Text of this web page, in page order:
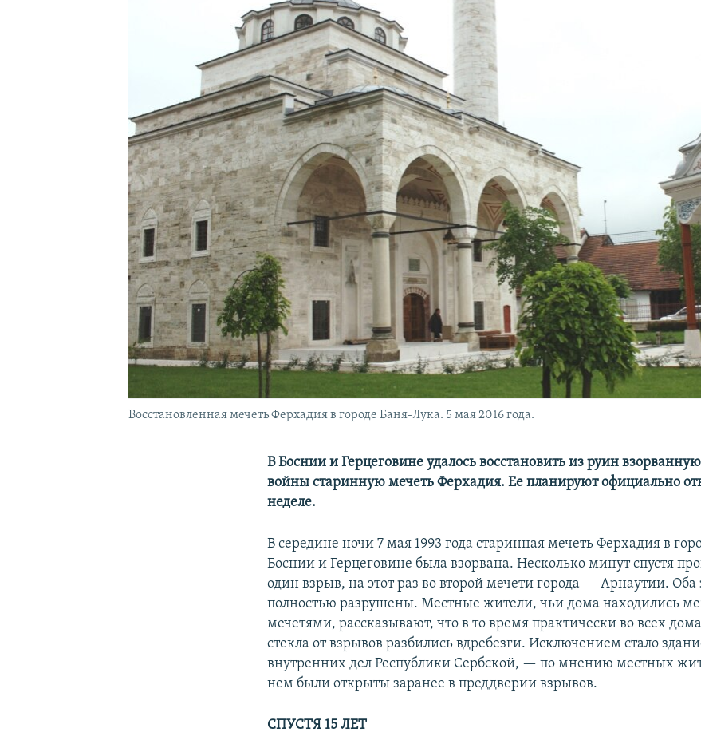
Восстановленная мечеть Ферхадия в городе Баня-Лука. 5 мая 2016 года.
В Боснии и Герцеговине удалось восстановить из руин
войны старинную мечеть Ферхадия. Ее планируют официально
неделе.
В середине ночи 7 мая 1993 года старинная мечеть Ферхадия в
Боснии и Герцеговине была взорвана. Несколько минут спустя
один взрыв, на этот раз во второй мечети города — Арнаутии.
полностью разрушены. Местные жители, чьи дома находились
мечетями, рассказывают, что в то время практически во всех
стекла от взрывов разбились вдребезги. Исключением стало
внутренних дел Республики Сербской, — по мнению местных
нем были открыты заранее в преддверии взрывов.
СПУСТЯ 15 ЛЕТ